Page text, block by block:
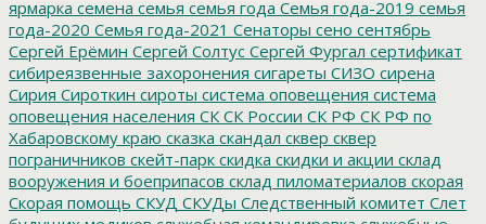
ярмарка семена семья семья года Семья года-2019 семья
года-2020 Семья года-2021 Сенаторы сено сентябрь
Сергей Ерёмин Сергей Солтус Сергей Фургал сертификат
сибиреязвенные захоронения сигареты СИЗО сирена
Сирия Сироткин сироты система оповещения система
оповещения населения СК СК России СК РФ СК РФ по
Хабаровскому краю сказка скандал сквер сквер
пограничников скейт-парк скидка скидки и акции склад
вооружения и боеприпасов склад пиломатериалов скорая
Скорая помощь СКУД СКУДы Следственный комитет Слет